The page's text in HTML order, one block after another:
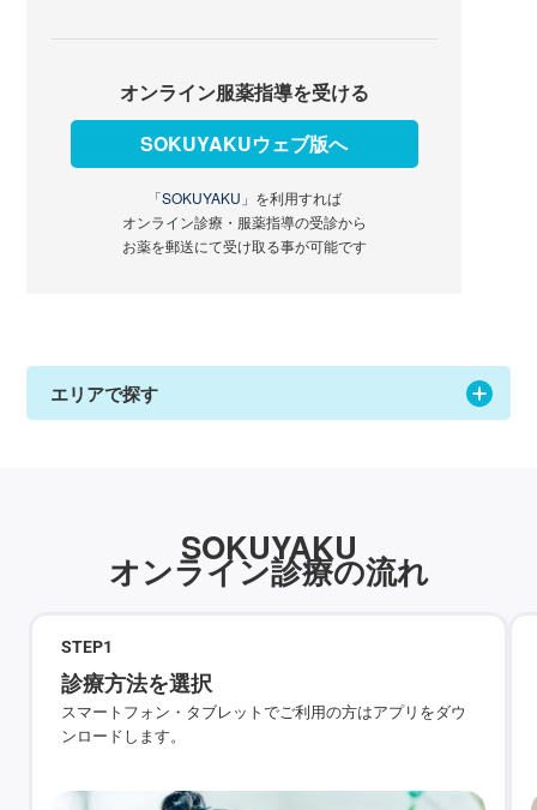
オンライン服薬指導を受ける
SOKUYAKUウェブ版へ
「SOKUYAKU」 を利用すれば
オンライン診療・服薬指導の受診から
お薬を郵送にて受け取る事が可能です
エリアで探す
SOKUYAKU
オンライン診療の流れ
STEP1
診療方法を選択
スマートフォン・タブレットでご利用の方はアプリをダウ
ンロードします。